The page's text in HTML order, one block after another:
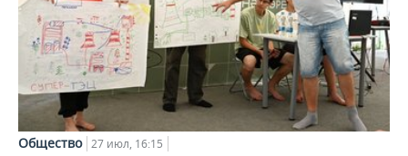
Общество 27 июл, 16:15